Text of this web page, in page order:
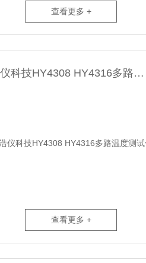
查看更多 +
浩仪科技HY4308 HY4316多路温度测试仪
查看更多 +